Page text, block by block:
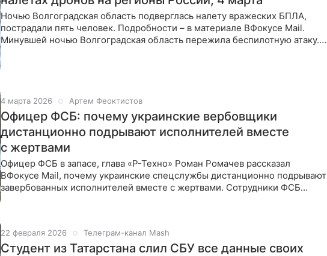
Ночью Волгоградская область подверглась налету вражеских БПЛА,
пострадали пять человек. Подробности – в материале ВФокусе Mail.
Минувшей ночью Волгоградская область пережила беспилотную атаку.
4 марта 2026 Артем Феоктистов
Офицер ФСБ: почему украинские вербовщики
дистанционно подрывают исполнителей вместе
с жертвами
Офицер ФСБ в запасе, глава «Р-Техно» Роман Ромачев рассказал
ВФокусе Mail, почему украинские спецслужбы дистанционно подрывают
завербованных исполнителей вместе с жертвами. Сотрудники ФСБ
22 февраля 2026 Телеграм-канал Mash
Студент из Татарстана слил СБУ все данные своих